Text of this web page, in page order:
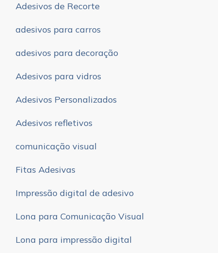
Adesivos de Recorte
adesivos para carros
adesivos para decoração
Adesivos para vidros
Adesivos Personalizados
Adesivos refletivos
comunicação visual
Fitas Adesivas
Impressão digital de adesivo
Lona para Comunicação Visual
Lona para impressão digital